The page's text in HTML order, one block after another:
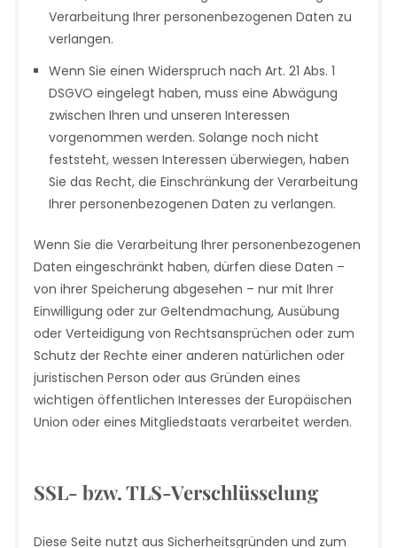
Verarbeitung Ihrer personenbezogenen Daten zu
verlangen.
Wenn Sie einen Widerspruch nach Art. 21 Abs. 1
DSGVO eingelegt haben, muss eine Abwägung
zwischen Ihren und unseren Interessen
vorgenommen werden. Solange noch nicht
feststeht, wessen Interessen überwiegen, haben
Sie das Recht, die Einschränkung der Verarbeitung
Ihrer personenbezogenen Daten zu verlangen.
Wenn Sie die Verarbeitung Ihrer personenbezogenen
Daten eingeschränkt haben, dürfen diese Daten –
von ihrer Speicherung abgesehen – nur mit Ihrer
Einwilligung oder zur Geltendmachung, Ausübung
oder Verteidigung von Rechtsansprüchen oder zum
Schutz der Rechte einer anderen natürlichen oder
juristischen Person oder aus Gründen eines
wichtigen öffentlichen Interesses der Europäischen
Union oder eines Mitgliedstaats verarbeitet werden.
SSL- bzw. TLS-Verschlüsselung
Diese Seite nutzt aus Sicherheitsgründen und zum